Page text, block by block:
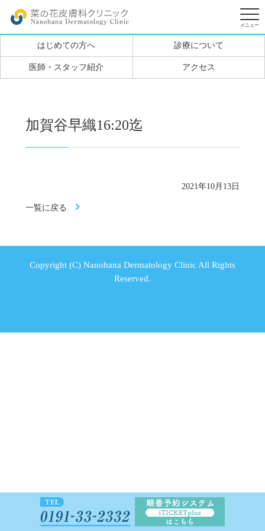
はじめての方へ 診療について
医師・スタッフ紹介 アクセス
加賀谷早織16:20迄
2021年10月13日
一覧に戻る
Copyright (C) Nanohana Dermatology Clinic All Rights
Reserved.